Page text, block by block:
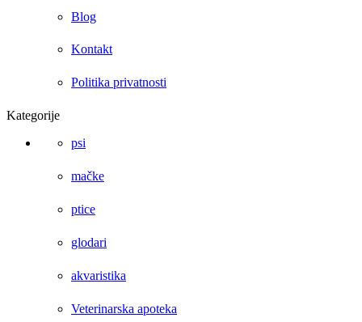
Blog
Kontakt
Politika privatnosti
Kategorije
psi
mačke
ptice
glodari
akvaristika
Veterinarska apoteka